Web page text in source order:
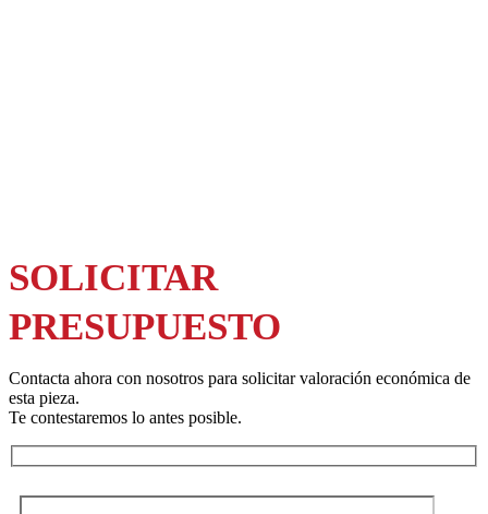
SOLICITAR
PRESUPUESTO
Contacta ahora con nosotros para solicitar valoración económica de
esta pieza.
Te contestaremos lo antes posible.